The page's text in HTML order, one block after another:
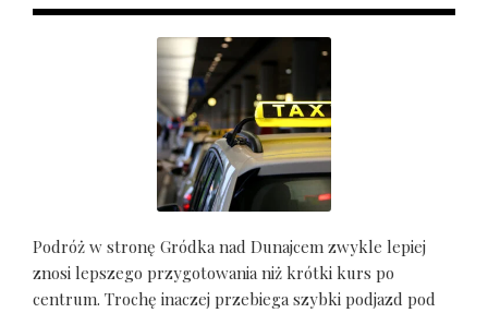
Podróż w stronę Gródka nad Dunajcem zwykle lepiej
znosi lepszego przygotowania niż krótki kurs po
centrum. Trochę inaczej przebiega szybki podjazd pod